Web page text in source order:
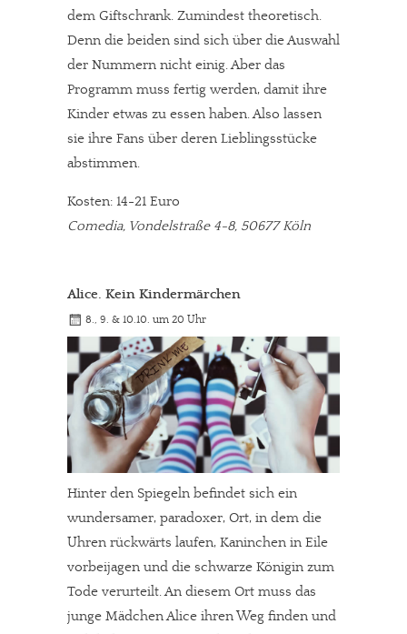
dem Giftschrank. Zumindest theoretisch.
Denn die beiden sind sich über die Auswahl
der Nummern nicht einig. Aber das
Programm muss fertig werden, damit ihre
Kinder etwas zu essen haben. Also lassen
sie ihre Fans über deren Lieblingsstücke
abstimmen.
Kosten: 14-21 Euro
Comedia, Vondelstraße 4-8, 50677 Köln
Alice. Kein Kindermärchen
8., 9. & 10.10. um 20 Uhr
Hinter den Spiegeln befindet sich ein
wundersamer, paradoxer, Ort, in dem die
Uhren rückwärts laufen, Kaninchen in Eile
vorbeijagen und die schwarze Königin zum
Tode verurteilt. An diesem Ort muss das
junge Mädchen Alice ihren Weg finden und